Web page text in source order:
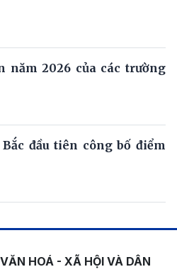
năm 2026 của các trường
đầu tiên công bố điểm
HOÁ - XÃ HỘI VÀ DÂN